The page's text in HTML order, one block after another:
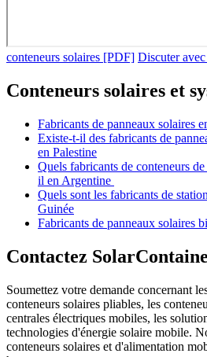
conteneurs solaires [PDF] Discuter
Conteneurs solaires et
Fabricants de panneaux solaires
Existe-t-il des fabricants de
en Palestine
Quels fabricants de conteneurs
il en Argentine
Quels sont les fabricants de
Guinée
Fabricants de panneaux solaires
Contactez
Soumettez votre demande concernant
conteneurs solaires pliables, les
centrales électriques mobiles, les
technologies d'énergie solaire mobile.
conteneurs solaires et d'alimentation